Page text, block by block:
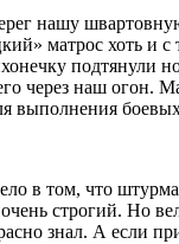
нашу
матрос хоть и
подтянули
через наш
выполнения
в том, что
строгий. Но
знал. А если